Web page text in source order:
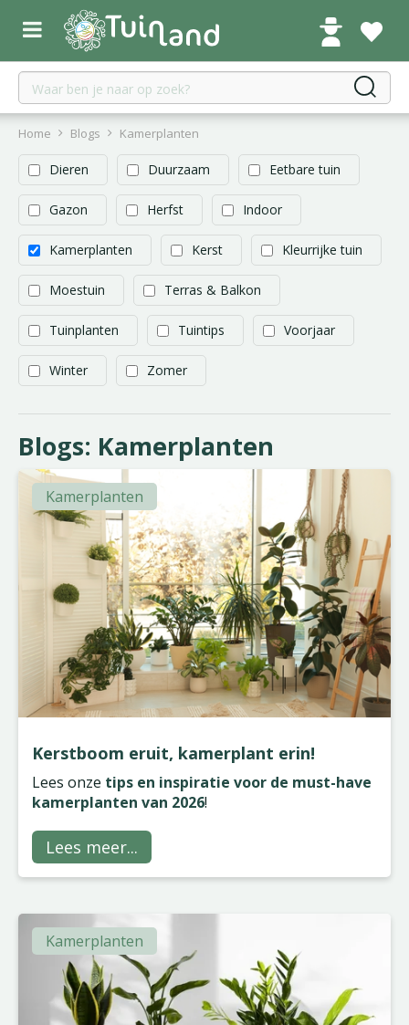
r
Home Blogs Kamerplanten
Dieren Duurzaam Eetbare tuin
Gazon Herfst Indoor
Kamerplanten Kerst Kleurrijke tuin
Moestuin Terras & Balkon
Tuinplanten Tuintips Voorjaar
Winter Zomer
Blogs: Kamerplanten
Kerstboom eruit, kamerplant erin!
Kamerplanten
Lees onze tips en inspiratie voor de must-have
kamerplanten van 2026!
Lees meer...
Kamerplanten